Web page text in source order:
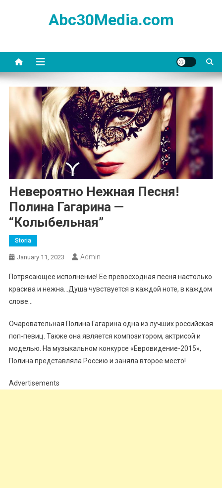
Abc30Media.com
Невероятно Нежная Песня!
Полина Гагарина —
“Колыбельная”
Storia
January 11, 2023 Admin
Потрясающее исполнение! Ее превосходная песня настолько
красива и нежна…Душа чувствуется в каждой ноте, в каждом
слове…
Очаровательная Полина Гагарина одна из лучших российская
поп-певиц. Также она является композитором, актрисой и
моделью. На музыкальном конкурсе «Евровидение-2015»,
Полина представляла Россию и заняла второе место!
Advertisements